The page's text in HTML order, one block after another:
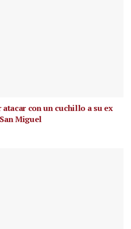
con un cuchillo a su ex
Miguel